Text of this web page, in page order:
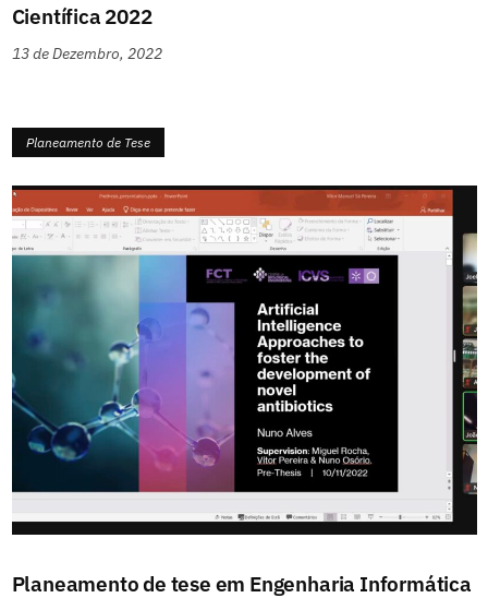
Científica 2022
13 de Dezembro, 2022
Planeamento de Tese
Planeamento de tese em Engenharia Informática